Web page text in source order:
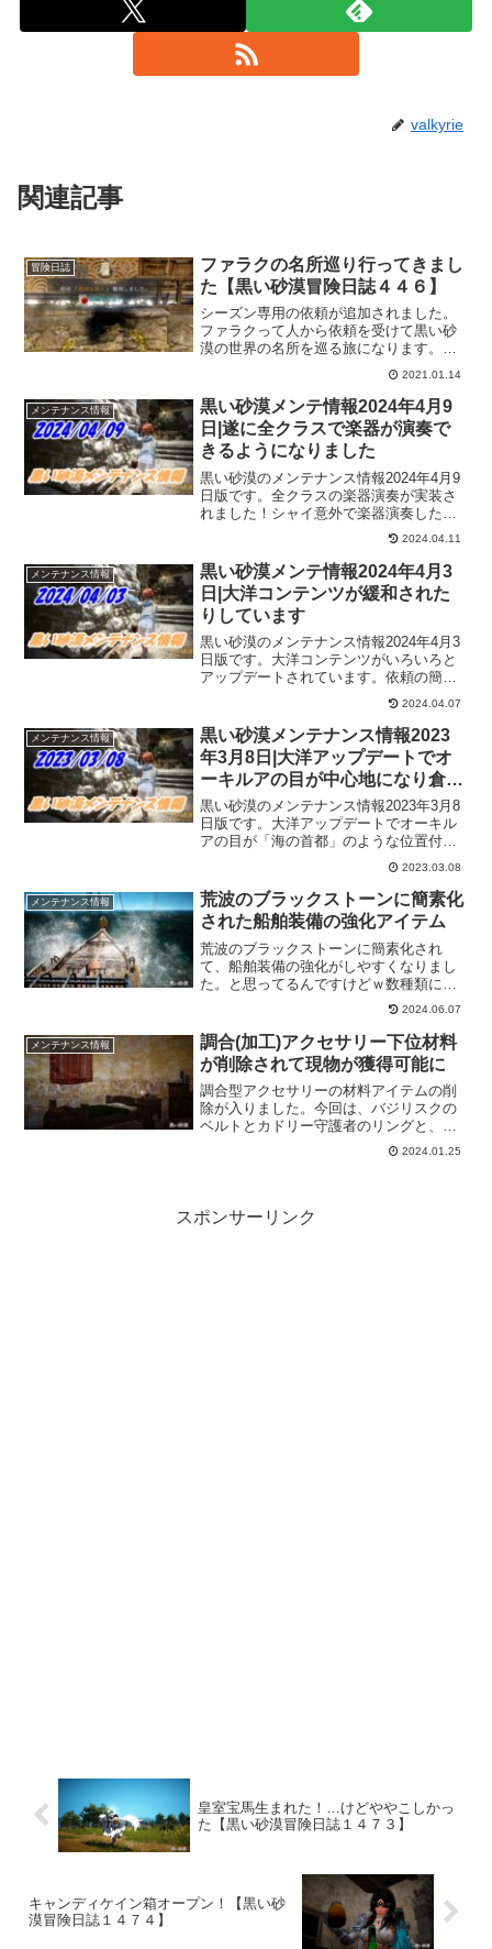
valkyrie
関連記事
冒険日誌
ファラクの名所巡り行ってきまし
た【黒い砂漠冒険日誌４４６】
シーズン専用の依頼が追加されました。
ファラクって人から依頼を受けて黒い砂
漠の世界の名所を巡る旅になります。範
囲はバレノス、セレンディア、カルフェ
オンなのでそれほど移動距離も多くはな
いかと。連続依頼の最後にはちょっと青
ざめることも言われるので勘弁しておく
れｗ
2021.01.14
メンテナンス情報
黒い砂漠メンテ情報2024年4月9
日|遂に全クラスで楽器が演奏で
きるようになりました
黒い砂漠のメンテナンス情報2024年4月9
日版です。全クラスの楽器演奏が実装さ
れました！シャイ意外で楽器演奏したい
と思っていた冒険者さんは記念ライブで
すね！また、ブラックストーンの2次簡素
化に全ての馬に「スプリント」習得と
中々に濃厚なアプデな気がします。
2024.04.11
メンテナンス情報
黒い砂漠メンテ情報2024年4月3
日|大洋コンテンツが緩和された
りしています
黒い砂漠のメンテナンス情報2024年4月3
日版です。大洋コンテンツがいろいろと
アップデートされています。依頼の簡素
化や追加に物々交換の数量緩和に、増築
アイテムの改善など。重帆船を作りやす
くなってるとひじょーに嬉しいですね！
2024.04.07
メンテナンス情報
黒い砂漠メンテナンス情報2023
年3月8日|大洋アップデートでオ
ーキルアの目が中心地になり倉庫
番も追加
黒い砂漠のメンテナンス情報2023年3月8
日版です。大洋アップデートでオーキル
アの目が「海の首都」のような位置付に
なりました。倉庫番が追加されたり、こ
れまでのラット港にあった施設やNPCが
オーキルアの目に移動になったので、使
い勝手もよくなりそうですね。
2023.03.08
メンテナンス情報
荒波のブラックストーンに簡素化
された船舶装備の強化アイテム
荒波のブラックストーンに簡素化され
て、船舶装備の強化がしやすくなりまし
た。と思ってるんですけどｗ数種類に分
かれたいたアイテムが簡素化されて統合
されると、非常に作業が捗るように思え
るので、今回のアプデも、個人的に「ナ
イスアプデ！」でした！
2024.06.07
メンテナンス情報
調合(加工)アクセサリー下位材料
が削除されて現物が獲得可能に
調合型アクセサリーの材料アイテムの削
除が入りました。今回は、バジリスクの
ベルトとカドリー守護者のリングと、オ
ルキンラドのベルトに目覚めた川のネッ
クレスと目覚めた月のネックレス」の材
2024.01.25
スポンサーリンク
皇室宝馬生まれた！…けどややこしかっ
た【黒い砂漠冒険日誌１４７３】
キャンディケイン箱オープン！【黒い砂
漠冒険日誌１４７４】